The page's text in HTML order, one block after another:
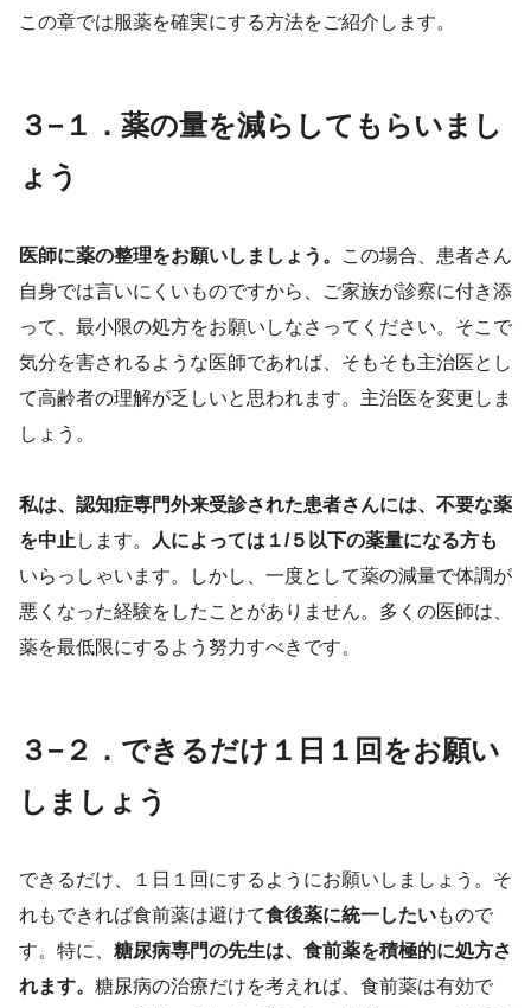
この章では服薬を確実にする方法をご紹介します。
３−１．薬の量を減らしてもらいまし
ょう
医師に薬の整理をお願いしましょう。
この場合、患者さん
自身では言いにくいものですから、ご家族が診察に付き添
って、最小限の処方をお願いしなさってください。そこで
気分を害されるような医師であれば、そもそも主治医とし
て高齢者の理解が乏しいと思われます。主治医を変更しま
しょう。
私は、認知症専門外来受診された患者さんには、不要な薬
を中止 します。
人によっては１/５以下の薬量になる方も
いらっしゃいます。しかし、一度として薬の減量で体調が
悪くなった経験をしたことがありません。多くの医師は、
薬を最低限にするよう努力すべきです。
３−２．できるだけ１日１回をお願い
しましょう
できるだけ、１日１回にするようにお願いしましょう。そ
れもできれば食前薬は避けて食後薬に統一したいもので
す。特に、 糖尿病専門の先生は、食前薬を積極的に処方さ
れます。 糖尿病の治療だけを考えれば、食前薬は有効で